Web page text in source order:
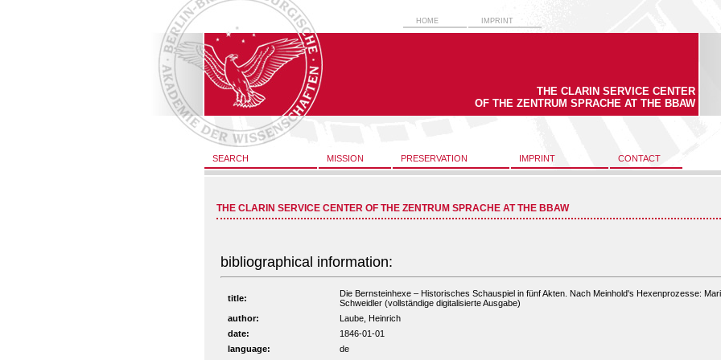
HOME IMPRINT
THE CLARIN SERVICE CENTER
OF THE ZENTRUM SPRACHE AT THE BBAW
SEARCH MISSION PRESERVATION IMPRINT CONTACT
THE CLARIN SERVICE CENTER OF THE ZENTRUM SPRACHE AT THE BBAW
bibliographical information:
title:
Die Bernsteinhexe – Historisches Schauspiel in fünf Akten. Nach Meinhold's Hexenprozesse:
Schweidler (vollständige digitalisierte Ausgabe)
author:
Laube, Heinrich
date:
1846-01-01
language:
de